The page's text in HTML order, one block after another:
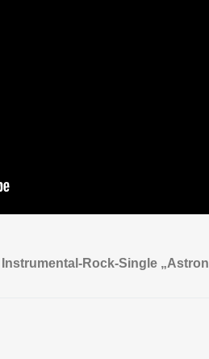
Rock-Single